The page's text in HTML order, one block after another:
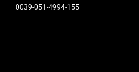
0039-051-4994-155